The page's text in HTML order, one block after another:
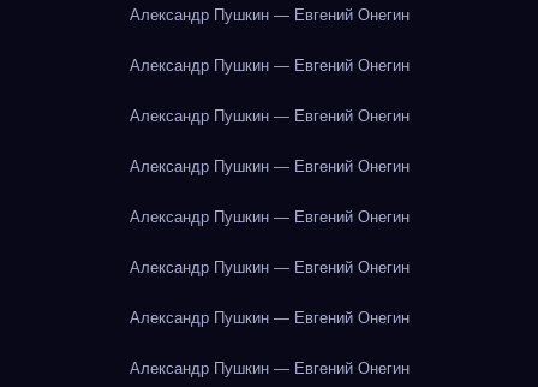
Александр Пушкин — Евгений Онегин
Александр Пушкин — Евгений Онегин
Александр Пушкин — Евгений Онегин
Александр Пушкин — Евгений Онегин
Александр Пушкин — Евгений Онегин
Александр Пушкин — Евгений Онегин
Александр Пушкин — Евгений Онегин
Александр Пушкин — Евгений Онегин